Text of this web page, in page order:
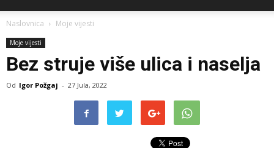
Naslovnica Moje vijesti
Moje vijesti
Bez struje više ulica i naselja
Od Igor Požgaj - 27 Jula, 2022